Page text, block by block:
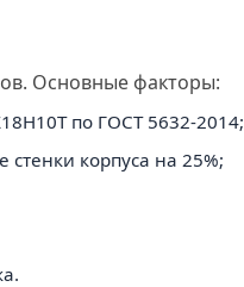
Основные факторы:
по ГОСТ 5632-2014;
корпуса на 25%;